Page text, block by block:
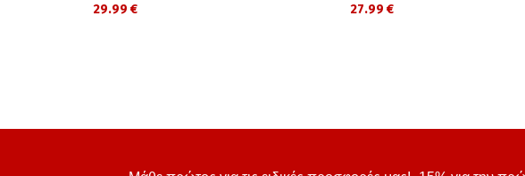
29.99 € 27.99 €